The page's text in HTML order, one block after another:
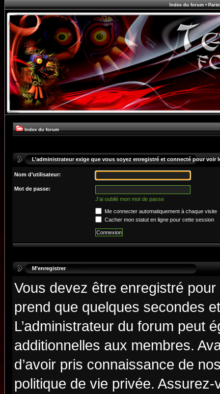
Index du forum•
Index du forum
L’administrateur exige que vous soyez enregistré et connecté pour voir
Nom d’utilisateur:
Mot de passe:
J’ai oublié mon mot de passe
Me connecter automatiquement à chaque visite
Cacher mon statut en ligne pour cette session
M’enregistrer
Vous devez être enregistré
prend que quelques secondes
L’administrateur du forum peut
additionnelles aux membres.
d’avoir pris connaissance de
politique de vie privée.